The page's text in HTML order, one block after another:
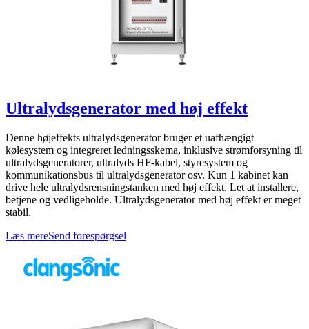
Ultralydsgenerator med høj effekt
Denne højeffekts ultralydsgenerator bruger et uafhængigt
kølesystem og integreret ledningsskema, inklusive strømforsyning til
ultralydsgeneratorer, ultralyds HF-kabel, styresystem og
kommunikationsbus til ultralydsgenerator osv. Kun 1 kabinet kan
drive hele ultralydsrensningstanken med høj effekt. Let at installere,
betjene og vedligeholde. Ultralydsgenerator med høj effekt er meget
stabil.
Læs mereSend forespørgsel